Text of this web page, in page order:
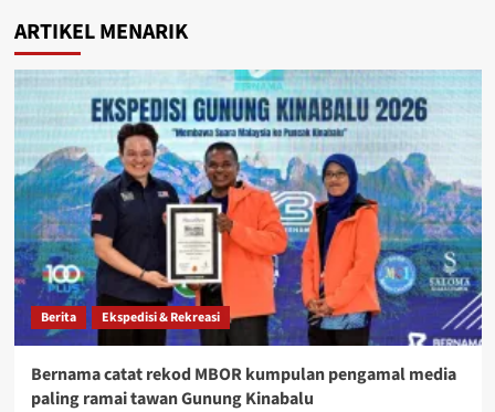
ARTIKEL MENARIK
Berita Ekspedisi & Rekreasi
Bernama catat rekod MBOR kumpulan pengamal media
paling ramai tawan Gunung Kinabalu